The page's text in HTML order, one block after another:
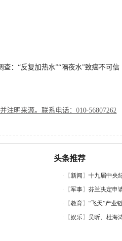
查：“反复加热水”“隔夜水”致癌不可信
注明来源。联系电话：010-56807262
头条推荐